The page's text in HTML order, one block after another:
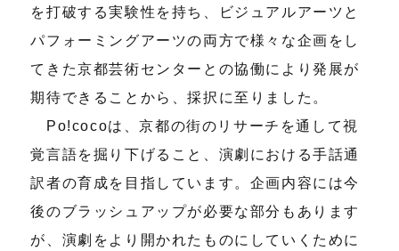
を打破する実験性を持ち、ビジュアルアーツと
パフォーミングアーツの両方で様々な企画をし
てきた京都芸術センターとの協働により発展が
期待できることから、採択に至りました。
Po!cocoは、京都の街のリサーチを通して視
覚言語を掘り下げること、演劇における手話通
訳者の育成を目指しています。企画内容には今
後のブラッシュアップが必要な部分もあります
が、演劇をより開かれたものにしていくために